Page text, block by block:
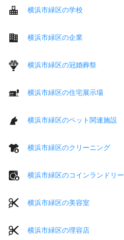
横浜市緑区の学校
横浜市緑区の企業
横浜市緑区の冠婚葬祭
横浜市緑区の住宅展示場
横浜市緑区のペット関連施設
横浜市緑区のクリーニング
横浜市緑区のコインランドリー
横浜市緑区の美容室
横浜市緑区の理容店